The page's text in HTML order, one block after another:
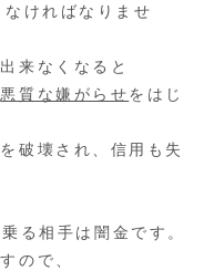
ければなりませ
来なくなると
悪質な嫌がらせをはじ
破壊され、信用も失
る相手は闇金です。
ので、